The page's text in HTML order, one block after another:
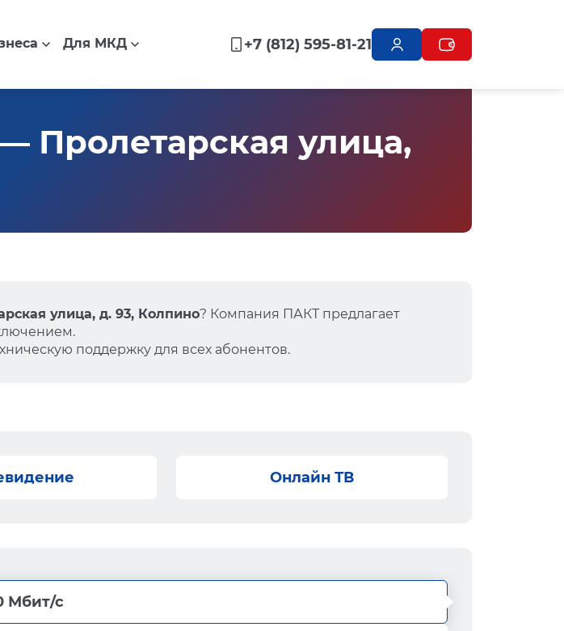
Для МКД +7 (812) 595-81-21
Пролетарская улица,
улица, д. 93, Колпино? Компания ПАКТ предлагает
поддержку для всех абонентов.
Онлайн ТВ
Мбит/с